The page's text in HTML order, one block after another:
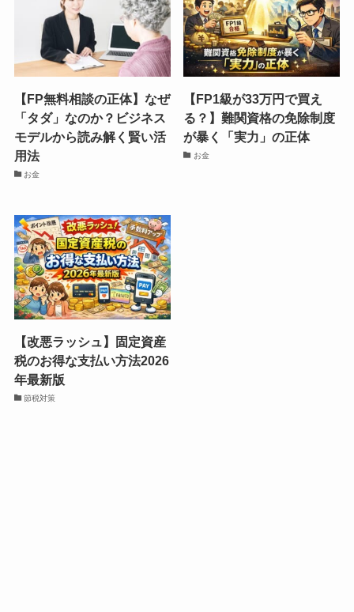
【FP無料相談の正体】なぜ
「タダ」なのか？ビジネス
モデルから読み解く賢い活
用法
お金
【FP1級が33万円で買え
る？】難関資格の免除制度
が暴く「実力」の正体
お金
【改悪ラッシュ】固定資産
税のお得な支払い方法2026
年最新版
節税対策